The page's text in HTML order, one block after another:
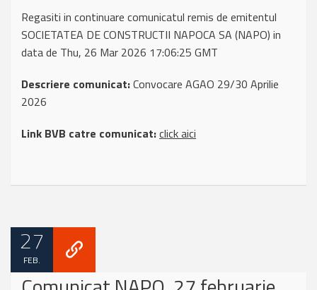
Regasiti in continuare comunicatul remis de emitentul
SOCIETATEA DE CONSTRUCTII NAPOCA SA (NAPO) in
data de Thu, 26 Mar 2026 17:06:25 GMT
Descriere comunicat:Convocare AGAO 29/30 Aprilie
2026
Link BVB catre comunicat:click aici
27
FEB.